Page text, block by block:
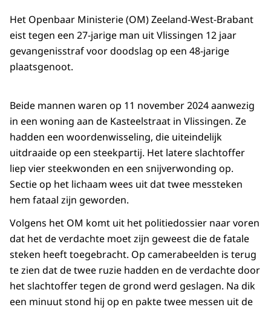
Het Openbaar Ministerie (OM) Zeeland-West-Brabant
eist tegen een 27-jarige man uit Vlissingen 12 jaar
gevangenisstraf voor doodslag op een 48-jarige
plaatsgenoot.
Beide mannen waren op 11 november 2024 aanwezig
in een woning aan de Kasteelstraat in Vlissingen. Ze
hadden een woordenwisseling, die uiteindelijk
uitdraaide op een steekpartij. Het latere slachtoffer
liep vier steekwonden en een snijverwonding op.
Sectie op het lichaam wees uit dat twee messteken
hem fataal zijn geworden.
Volgens het OM komt uit het politiedossier naar voren
dat het de verdachte moet zijn geweest die de fatale
steken heeft toegebracht. Op camerabeelden is terug
te zien dat de twee ruzie hadden en de verdachte door
het slachtoffer tegen de grond werd geslagen. Na dik
een minuut stond hij op en pakte twee messen uit de